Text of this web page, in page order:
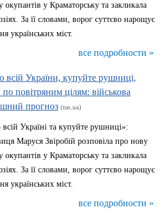
окупантів у Краматорську та закликала
За її словами, ворог суттєво нарощує
українських міст.
все подробности »
всій України, купуйте рушниці,
по повітряним цілям: військова
прогноз (tsn.ua)
Україні та купуйте рушниці»:
Маруся Звіробій розповіла про нову
окупантів у Краматорську та закликала
За її словами, ворог суттєво нарощує
українських міст.
все подробности »